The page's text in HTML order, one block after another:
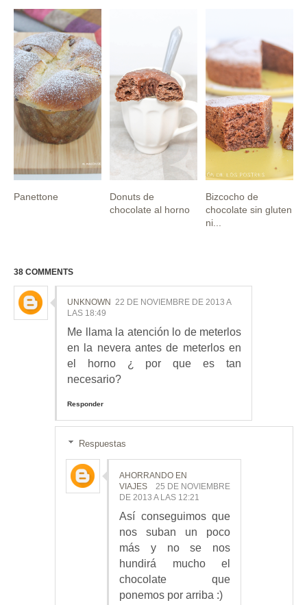
Panettone
Donuts de
chocolate al horno
Bizcocho de
chocolate sin gluten
ni...
38 COMMENTS
UNKNOWN 22 DE NOVIEMBRE DE 2013 A
LAS 18:49
Me llama la atención lo de meterlos
en la nevera antes de meterlos en
el horno ¿ por que es tan
necesario?
Responder
Respuestas
AHORRANDO EN
VIAJES
25 DE NOVIEMBRE
DE 2013 A LAS 12:21
Así conseguimos que
nos suban un poco
más y no se nos
hundirá mucho el
chocolate que
ponemos por arriba :)